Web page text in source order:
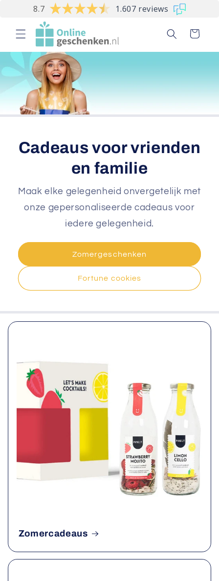
naar de
content
8.7 1.607 reviews
Winkelwagen
Cadeaus voor vrienden
en familie
Maak elke gelegenheid onvergetelijk met
onze gepersonaliseerde cadeaus voor
iedere gelegenheid.
Zomergeschenken
Fortune cookies
Zomercadeaus